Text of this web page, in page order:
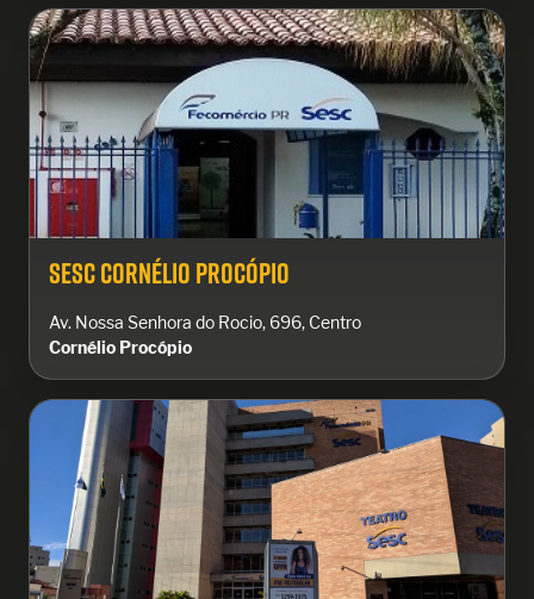
Sesc Cornélio Procópio
Av. Nossa Senhora do Rocio, 696, Centro
Cornélio Procópio